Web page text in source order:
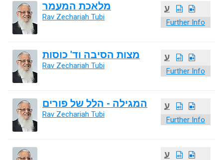
ע
Further Info
מלאכת המעמר
Rav Zechariah Tubi
ע
Further Info
מצות הסיבה וד' כוסות
Rav Zechariah Tubi
ע
Further Info
המגילה - הלל של פורים
Rav Zechariah Tubi
ע